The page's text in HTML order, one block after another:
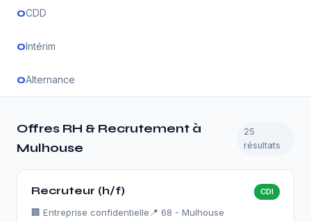
0CDD
0Intérim
0Alternance
Offres RH & Recrutement à
Mulhouse
25
résultats
Recruteur (h/f) CDI
🏢 Entreprise confidentielle 📍 68 - Mulhouse